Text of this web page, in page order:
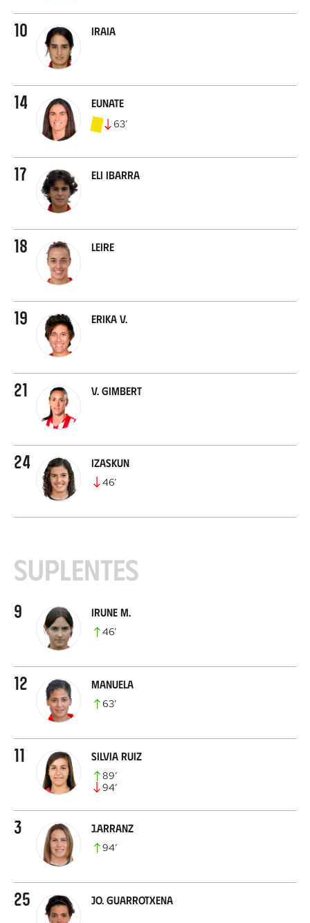
10 Iraia
14 Eunate
63’
17 Eli Ibarra
18 Leire
19 Erika V.
21 V. Gimbert
24 Izaskun
46’
Suplentes
9 Irune M.
46’
12 Manuela
63’
11 Silvia Ruiz
89’
94’
3 J.Arranz
94’
25 Jo. Guarrotxena